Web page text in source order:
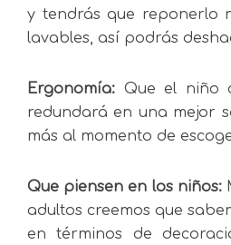
y tendrás que reponerlo
lavables, así podrás
Ergonomía: Que el niño
redundará en una mejor
más al momento de
Que piensen en los niños:
adultos creemos que
en términos de